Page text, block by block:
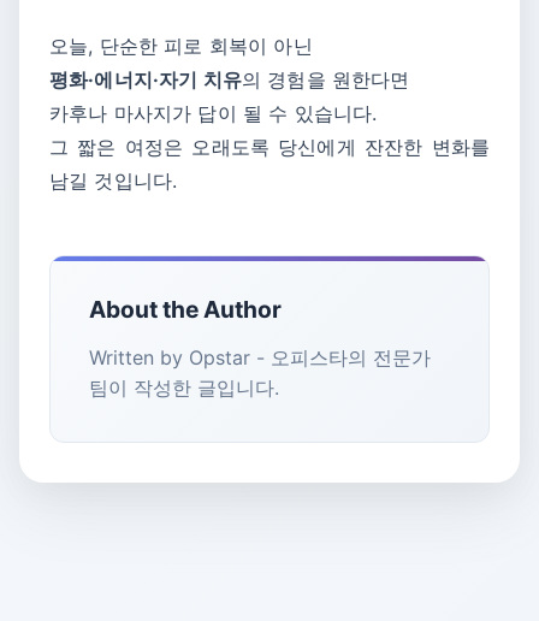
오늘, 단순한 피로 회복이 아닌
평화·에너지·자기 치유의 경험을 원한다면
카후나 마사지가 답이 될 수 있습니다.
그 짧은 여정은 오래도록 당신에게 잔잔한 변화를
남길 것입니다.
About the Author
Written by Opstar - 오피스타의 전문가
팀이 작성한 글입니다.